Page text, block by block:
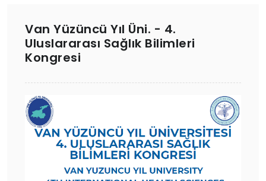
Van Yüzüncü Yıl Üni. - 4.
Uluslararası Sağlık Bilimleri
Kongresi